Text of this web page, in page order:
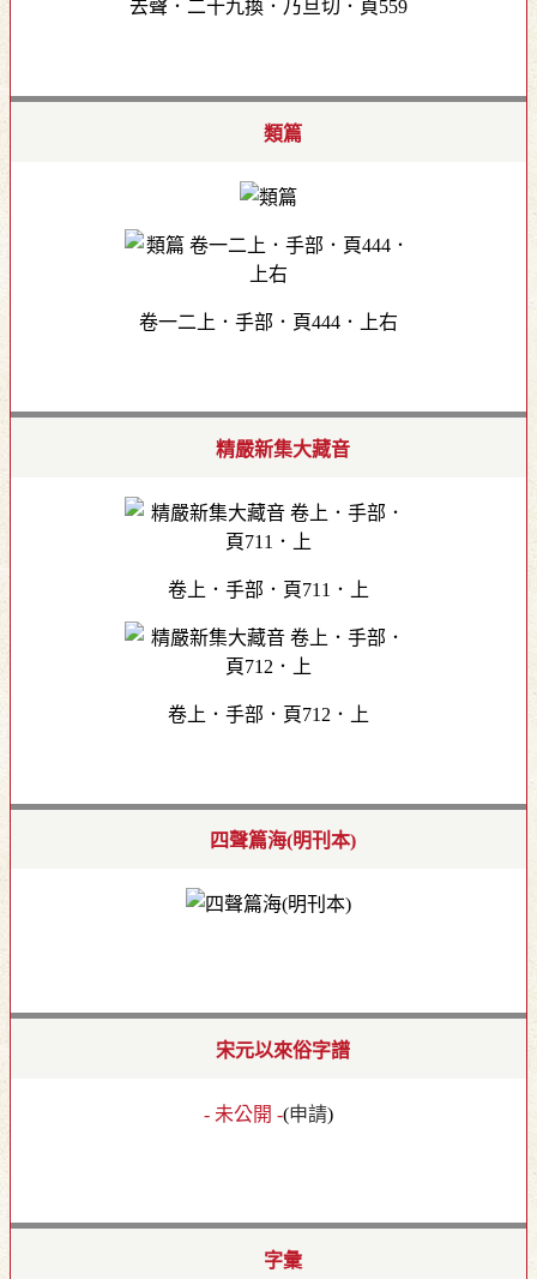
去聲．二十九換．乃旦切．頁559
類篇
卷一二上．手部．頁444．上右
精嚴新集大藏音
卷上．手部．頁711．上
卷上．手部．頁712．上
四聲篇海(明刊本)
宋元以來俗字譜
- 未公開 -(申請)
字彙